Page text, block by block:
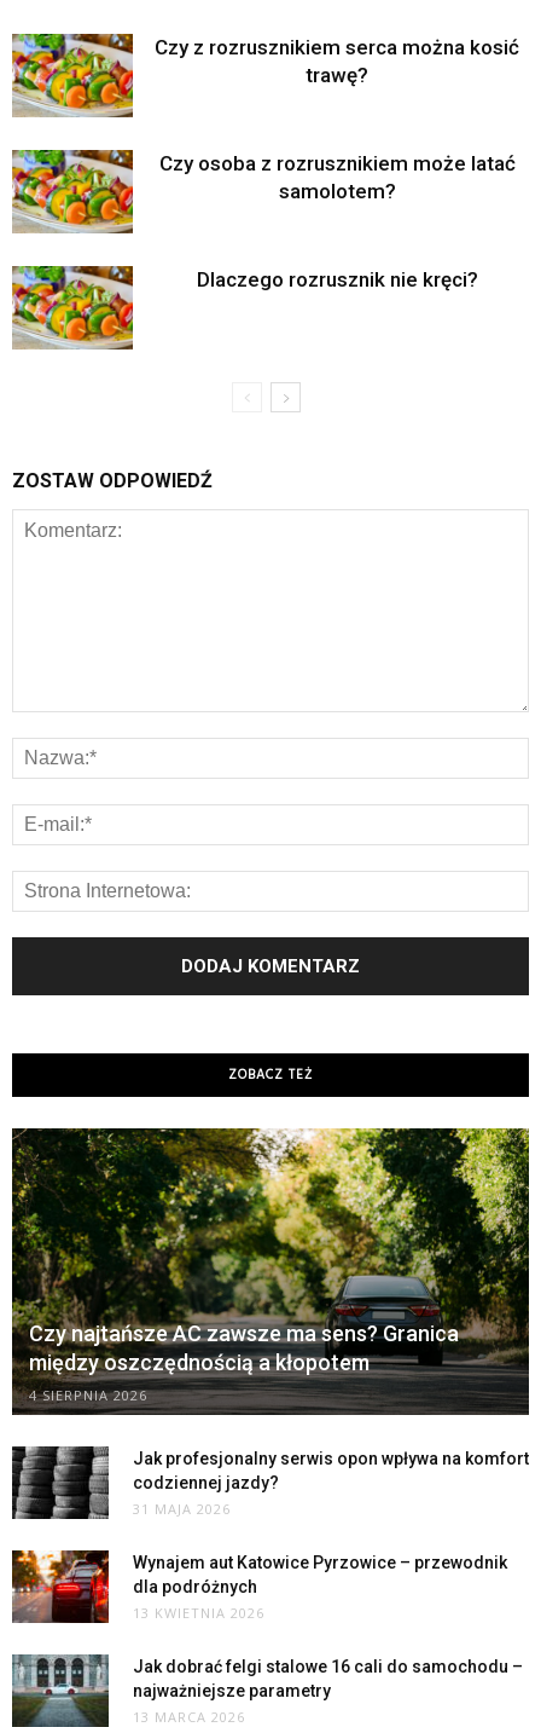
Czy z rozrusznikiem serca można kosić
trawę?
Czy osoba z rozrusznikiem może latać
samolotem?
Dlaczego rozrusznik nie kręci?
ZOSTAW ODPOWIEDŹ
ZOBACZ TEŻ
Czy najtańsze AC zawsze ma sens? Granica
między oszczędnością a kłopotem
4 SIERPNIA 2026
Jak profesjonalny serwis opon wpływa na komfort
codziennej jazdy?
31 MAJA 2026
Wynajem aut Katowice Pyrzowice – przewodnik
dla podróżnych
13 KWIETNIA 2026
Jak dobrać felgi stalowe 16 cali do samochodu –
najważniejsze parametry
13 MARCA 2026